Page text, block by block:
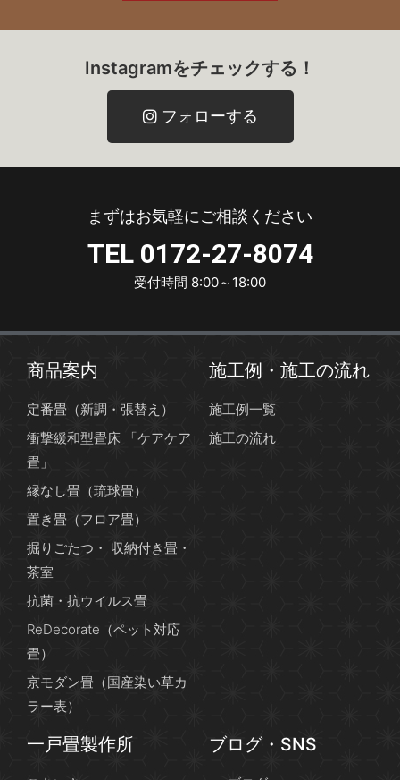
Instagramをチェックする！
フォローする
まずはお気軽にご相談ください
TEL 0172-27-8074
受付時間 8:00～18:00
商品案内
定番畳（新調・張替え）
衝撃緩和型畳床 「ケアケア
畳」
縁なし畳（琉球畳）
置き畳（フロア畳）
掘りごたつ・ 収納付き畳・
茶室
抗菌・抗ウイルス畳
ReDecorate（ペット対応
畳）
京モダン畳（国産染い草カ
ラー表）
施工例・施工の流れ
施工例一覧
施工の流れ
一戸畳製作所 ブログ・SNS